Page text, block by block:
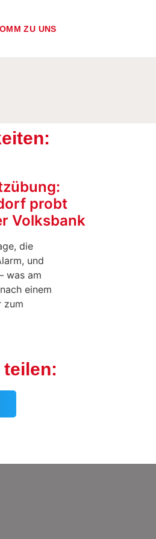
ZU UNS
probt
Volksbank
die
und
was am
einem
zum
teilen: